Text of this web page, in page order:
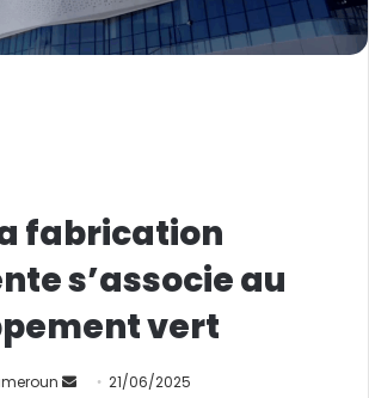
fabrication
s’associe au
vert
21/06/2025